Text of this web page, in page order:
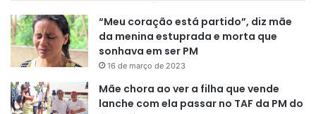
“Meu coração está partido”, diz mãe
da menina estuprada e morta que
sonhava em ser PM
16 de março de 2023
Mãe chora ao ver a filha que vende
lanche com ela passar no TAF da PM do